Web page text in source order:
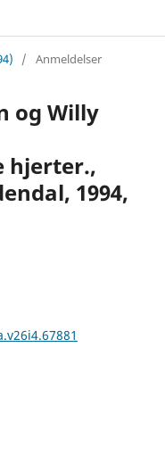
/ Anmeldelser
og Willy
hjerter.,
1994,